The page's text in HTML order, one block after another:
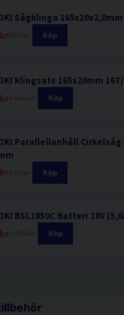
Sågklinga 165x20x2,0mm
Köp
Klingsats 165x20mm
Köp
Parallellanhåll Cirkelsåg
Köp
BSL1850C Batteri 18V
Köp